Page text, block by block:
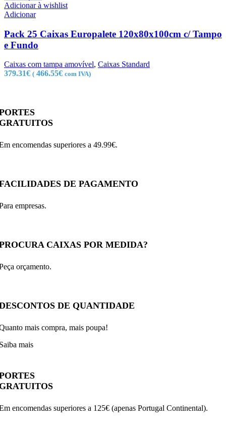
Adicionar à wishlist
Adicionar
Pack 25 Caixas Europalete 120x80x100cm c/ Tampo
e Fundo
Caixas com tampa amovível, Caixas Standard
379.31€ ( 466.55€ com IVA)
encomendas superiores a 49.99€.
DE PAGAMENTO
empresas.
CAIXAS POR MEDIDA?
orçamento.
DE QUANTIDADE
mais compra, mais poupa!
mais
encomendas superiores a 125€ (apenas Portugal Continental).